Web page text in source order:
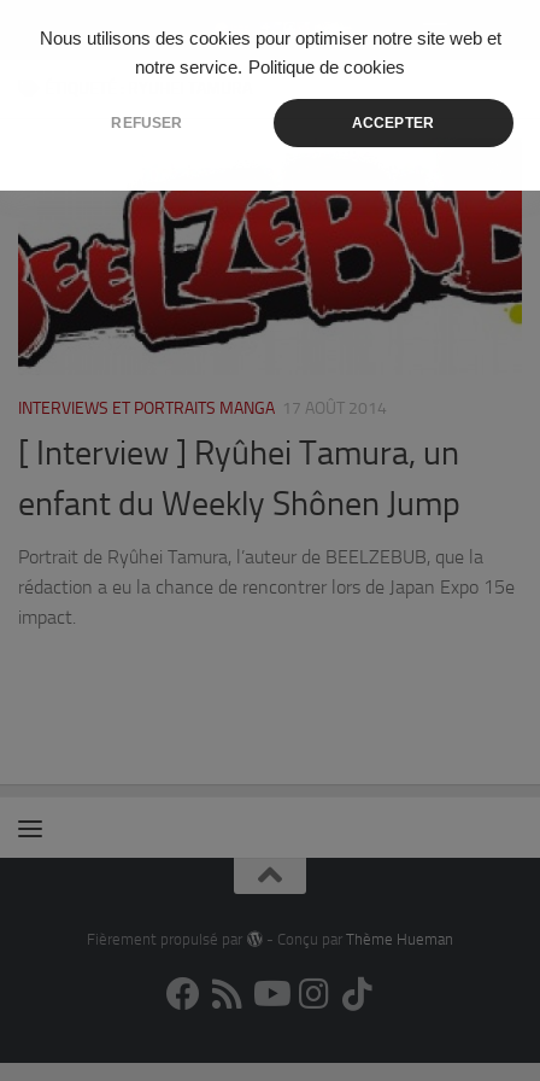
Nous utilisons des cookies pour optimiser notre site web et
notre service. Politique de cookies
REFUSER ACCEPTER
Skip to content
INTERVIEWS ET PORTRAITS MANGA 17 AOÛT 2014
[ Interview ] Ryûhei Tamura, un
enfant du Weekly Shônen Jump
Portrait de Ryûhei Tamura, l’auteur de BEELZEBUB, que la
rédaction a eu la chance de rencontrer lors de Japan Expo 15e
impact.
Fièrement propulsé par - Conçu par Thème Hueman